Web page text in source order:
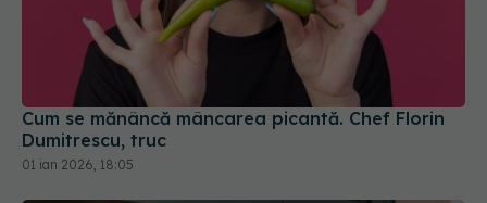
Cum se mănâncă mâncarea picantă. Chef Florin
Dumitrescu, truc
01 ian 2026, 18:05